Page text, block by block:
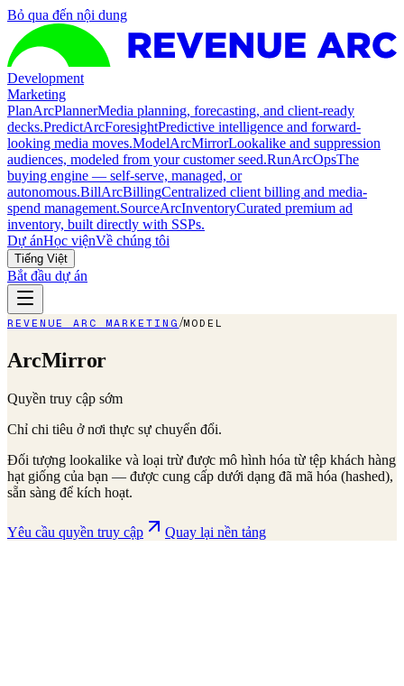
Bỏ qua đến nội dung
Development
Marketing
PlanArcPlannerMedia planning, forecasting, and client-ready
decks.PredictArcForesightPredictive intelligence and forward-
looking media moves.ModelArcMirrorLookalike and suppression
audiences, modeled from your customer seed.RunArcOpsThe
buying engine — self-serve, managed, or
autonomous.BillArcBillingCentralized client billing and media-
spend management.SourceArcInventoryCurated premium ad
inventory, built directly with SSPs.
Dự ánHọc việnVề chúng tôi
Tiếng Việt
Bắt đầu dự án
REVENUE ARC MARKETING /MODEL
ArcMirror
Quyền truy cập sớm
Chỉ chi tiêu ở nơi thực sự chuyển đổi.
Đối tượng lookalike và loại trừ được mô hình hóa từ tệp khách hàng
hạt giống của bạn — được cung cấp dưới dạng đã mã hóa (hashed),
sẵn sàng để kích hoạt.
Yêu cầu quyền truy cập Quay lại nền tảng